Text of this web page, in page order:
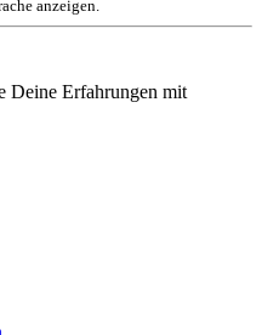
anzeigen.
Deine Erfahrungen mit